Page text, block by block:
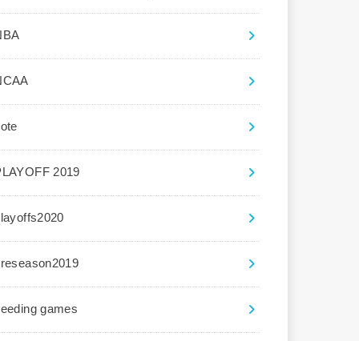
2019
games